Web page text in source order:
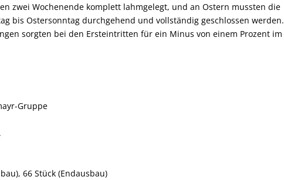
zwei Wochenende komplett lahmgelegt, und an Ostern mussten die
bis Ostersonntag durchgehend und vollständig geschlossen werden.
sorgten bei den Ersteintritten für ein Minus von einem Prozent im
Gruppe
66 Stück (Endausbau)